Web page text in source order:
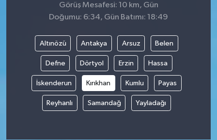
Görüş Mesafesi: 10 km, Gün
Doğumu: 6:34, Gün Batımı: 18:49
Altınözü Antakya Arsuz Belen
Defne Dörtyol Erzin Hassa
İskenderun Kırıkhan Kumlu Payas
Reyhanlı Samandağ Yayladağı
YAYLADERE